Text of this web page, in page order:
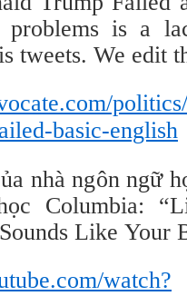
problems is a
tweets. We edit
basic-english
nhà ngôn ngữ
Columbia:
Like Your
watch?